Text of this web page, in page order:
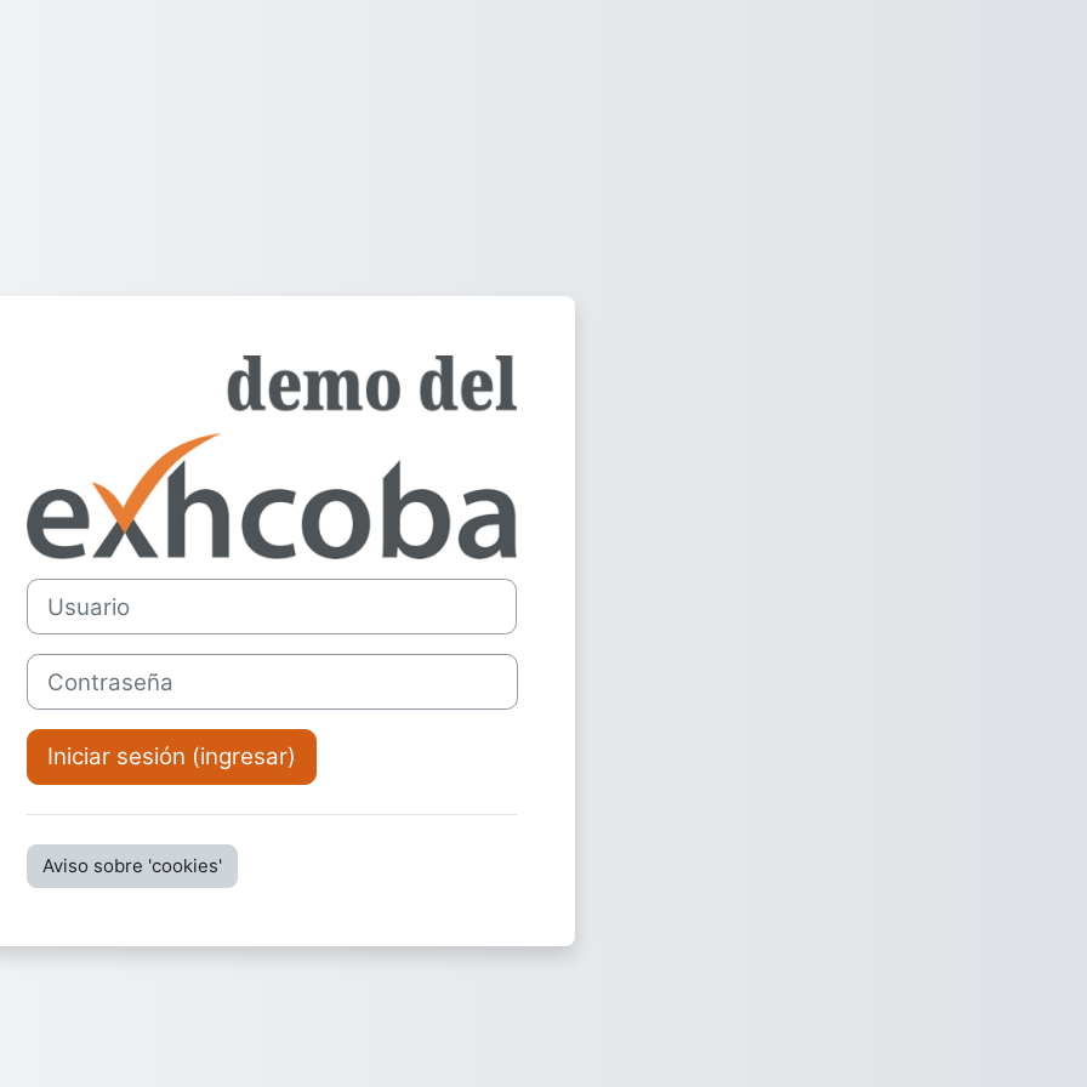
Ingresar a Demo del EXHCOBA
Usuario
Contraseña
Iniciar sesión (ingresar)
Aviso sobre 'cookies'